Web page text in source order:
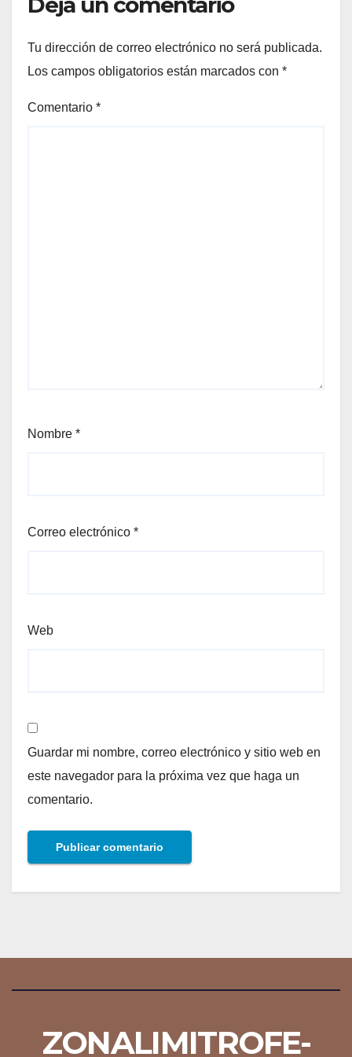
Tu dirección de correo electrónico no será publicada.
Los campos obligatorios están marcados con *
Comentario *
Nombre *
Correo electrónico *
Web
Guardar mi nombre, correo electrónico y sitio web en
este navegador para la próxima vez que haga un
comentario.
ZONALIMITROFE-